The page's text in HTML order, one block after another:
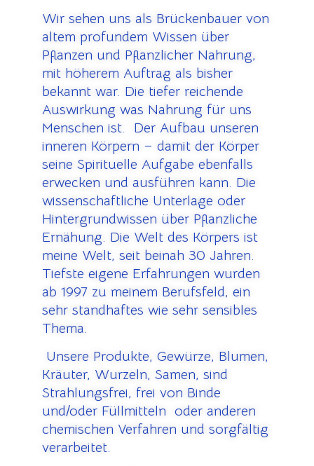
Wir sehen uns als Brückenbauer von
altem profundem Wissen über
Pflanzen und Pflanzlicher Nahrung,
mit höherem Auftrag als bisher
bekannt war. Die tiefer reichende
Auswirkung was Nahrung für uns
Menschen ist. Der Aufbau unseren
inneren Körpern – damit der Körper
seine Spirituelle Aufgabe ebenfalls
erwecken und ausführen kann. Die
wissenschaftliche Unterlage oder
Hintergrundwissen über Pflanzliche
Ernähung. Die Welt des Körpers ist
meine Welt, seit beinah 30 Jahren.
Tiefste eigene Erfahrungen wurden
ab 1997 zu meinem Berufsfeld, ein
sehr standhaftes wie sehr sensibles
Thema.
Unsere Produkte, Gewürze, Blumen,
Kräuter, Wurzeln, Samen, sind
Strahlungsfrei, frei von Binde
und/oder Füllmitteln oder anderen
chemischen Verfahren und sorgfältig
verarbeitet.